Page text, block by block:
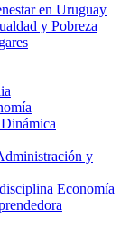
en Uruguay
y Pobreza
y
Economía